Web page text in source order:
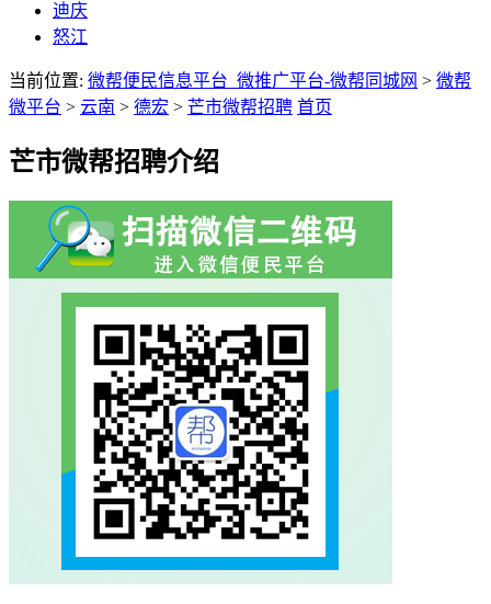
迪庆
怒江
当前位置: 微帮便民信息平台_微推广平台-微帮同城网 > 微帮
微平台 > 云南 > 德宏 > 芒市微帮招聘 首页
芒市微帮招聘介绍